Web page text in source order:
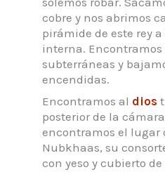
cobre y nos abrimos
pirámide de este rey
interna.
subterráneas y
encendidas.
Encontramos al dios
posterior de la
encontramos el lugar
Nubkhaas, su
con yeso y cubierto de